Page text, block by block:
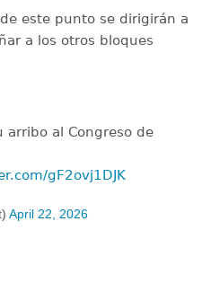
este punto se dirigirán a
a los otros bloques
arribo al Congreso de
gF2ovj1DJK
April 22, 2026